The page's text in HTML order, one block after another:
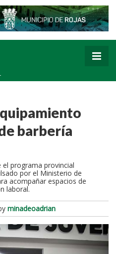
barbería
programa provincial
por el Ministerio de
acompañar espacios de
laboral.
minadeoadrian